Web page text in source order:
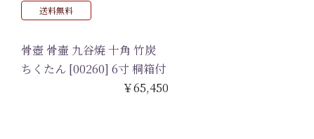
送料無料
骨壺 骨壷 九谷焼 十角 竹炭
ちくたん [00260] 6寸 桐箱付
￥65,450